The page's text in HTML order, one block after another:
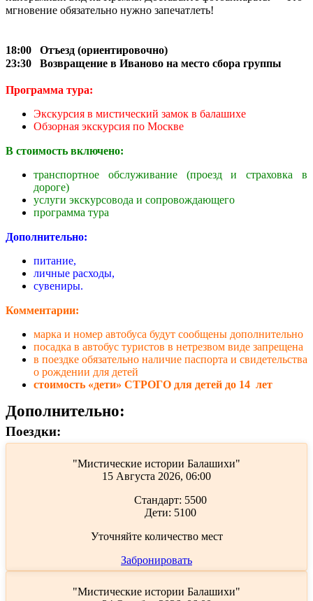
мгновение обязательно нужно запечатлеть!
18:00 Отъезд (ориентировочно)
23:30 Возвращение в Иваново на место сбора группы
Программа тура:
Экскурсия в мистический замок в балашихе
Обзорная экскурсия по Москве
В стоимость включено:
транспортное обслуживание (проезд и страховка в
дороге)
услуги экскурсовода и сопровождающего
программа тура
Дополнительно:
питание,
личные расходы,
сувениры.
Комментарии:
марка и номер автобуса будут сообщены дополнительно
посадка в автобус туристов в нетрезвом виде запрещена
в поездке обязательно наличие паспорта и свидетельства
о рождении для детей
стоимость «дети» СТРОГО для детей до 14 лет
Дополнительно:
Поездки:
"Мистические истории Балашихи"
15 Августа 2026, 06:00
Стандарт: 5500
Дети: 5100
Уточняйте количество мест
Забронировать
"Мистические истории Балашихи"